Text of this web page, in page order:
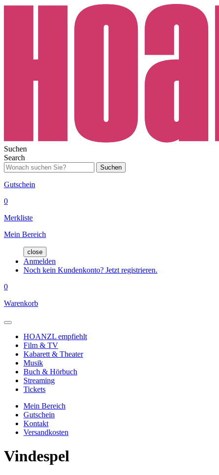
Suchen
Search
Suchen
Gutschein
0
Merkliste
Mein Bereich
close
Anmelden
Noch kein Kundenkonto? Jetzt registrieren.
0
Warenkorb
HOANZL empfiehlt
Film & TV
Kabarett & Theater
Musik
Buch & Hörbuch
Streaming
Tickets
Mein Bereich
Gutschein
Kontakt
Versandkosten
Vindespel